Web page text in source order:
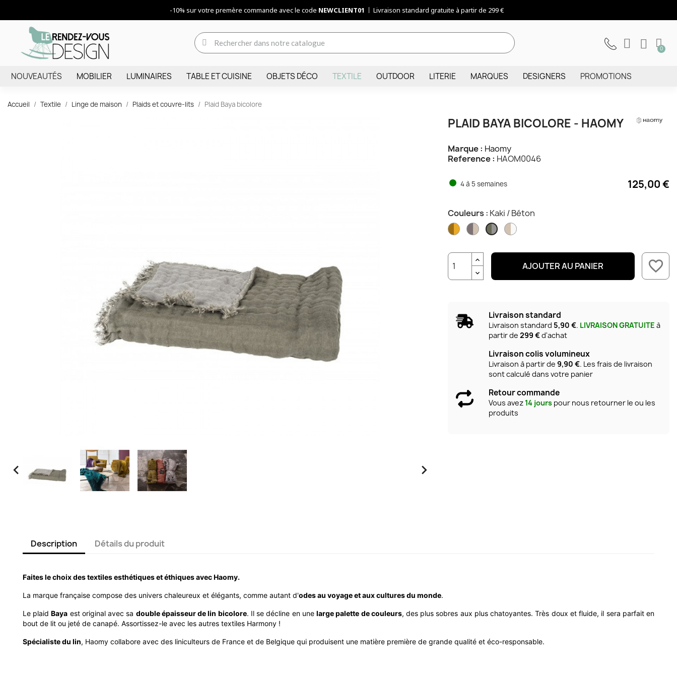
-10% sur votre premère commande avec le code NEWCLIENT01 Livraison standard gratuite à partir de 299 €
NOUVEAUTÉS MOBILIER LUMINAIRES TABLE ET CUISINE OBJETS DÉCO TEXTILE OUTDOOR LITERIE MARQUES DESIGNERS PROMOTIONS
Accueil Textile Linge de maison Plaids et couvre-lits Plaid Baya bicolore
 
PLAID BAYA BICOLORE - HAOMY
Marque : Haomy
Reference : HAOM0046
4 à 5 semaines 125,00 €
Couleurs : Kaki / Béton
BronzeCharbon
Kaki
Naturel
AJOUTER AU PANIER favorite_border
Livraison standard
Livraison standard 5,90 €. LIVRAISON GRATUITE à
partir de 299 €d'achat
Livraison colis volumineux
Livraison à partir de 9,90 €. Les frais de livraison
sont calculé dans votre panier
Retour commande
Vous avez14 jourspour nous retourner le ou les
produits
Description Détails du produit
Faites le choix des textiles esthétiques et éthiques avec Haomy.
La marque française compose des univers chaleureux et élégants, comme autant d'odes au voyage et aux cultures du monde.
Le plaidBaya est original avec sa double épaisseur de lin bicolore. Il se décline en unelarge palette de couleurs, des plus sobres aux plus chatoyantes. Très doux et fluide, il sera parfait en
bout de lit ou jeté de canapé. Assortissez-le avec les autres textiles Harmony !
Spécialiste du lin, Haomy collabore avec des liniculteurs de France et de Belgique qui produisent une matière première de grande qualité et éco-responsable.